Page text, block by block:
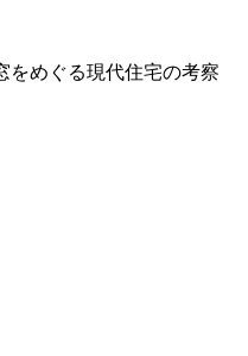
めぐる現代住宅の考察